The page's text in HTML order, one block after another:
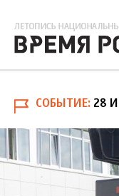
СОБЫТИЕ 28